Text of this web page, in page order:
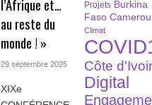
l’Afrique et…
au reste du
monde ! »
29 septembre 2025
XIXe
Projets Burkina
Faso
Climat
Côte
Digital